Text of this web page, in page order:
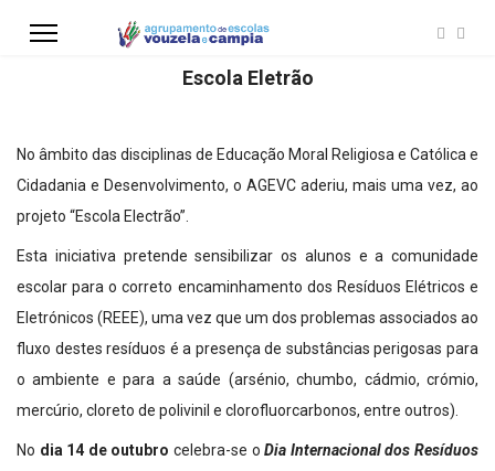
Escola Eletrão
No âmbito das disciplinas de Educação Moral Religiosa e Católica e
Cidadania e Desenvolvimento, o AGEVC aderiu, mais uma vez, ao
projeto “Escola Electrão”.
Esta iniciativa pretende sensibilizar os alunos e a comunidade
escolar para o correto encaminhamento dos Resíduos Elétricos e
Eletrónicos (REEE), uma vez que um dos problemas associados ao
fluxo destes resíduos é a presença de substâncias perigosas para
o ambiente e para a saúde (arsénio, chumbo, cádmio, crómio,
mercúrio, cloreto de polivinil e clorofluorcarbonos, entre outros).
No dia 14 de outubro celebra-se oDia Internacional dos Resíduos